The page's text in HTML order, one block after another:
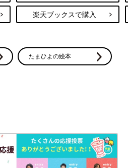
楽天ブックスで購入
たまひよの絵本